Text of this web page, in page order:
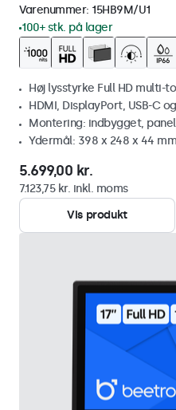
Varenummer: 15HB9M/U1
100+ stk. på lager
Høj lysstyrke Full HD multi-
HDMI, DisplayPort, USB-C
Montering: indbygget,
Ydermål: 398 x 248 x 44 mm
5.699,00 kr.
7.123,75 kr. inkl. moms
Vis produkt